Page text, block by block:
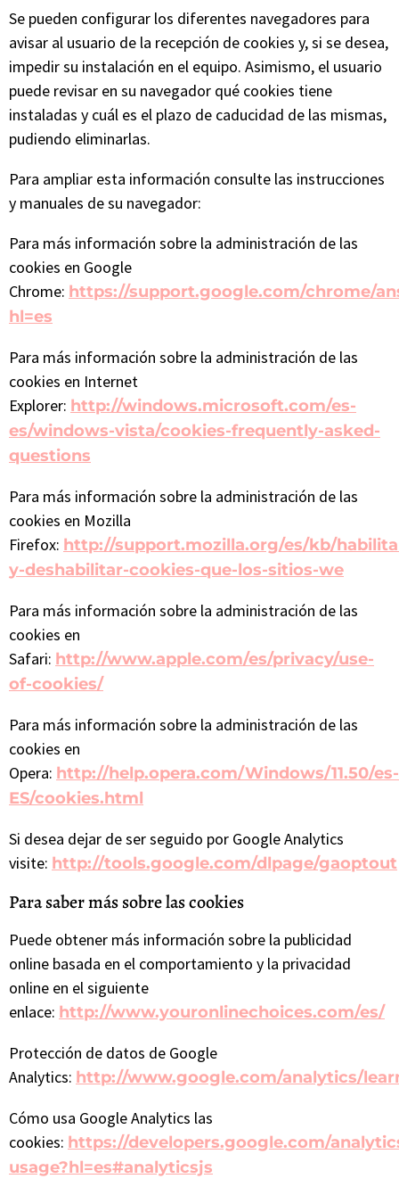
Se pueden configurar los diferentes navegadores para
avisar al usuario de la recepción de cookies y, si se desea,
impedir su instalación en el equipo. Asimismo, el usuario
puede revisar en su navegador qué cookies tiene
instaladas y cuál es el plazo de caducidad de las mismas,
pudiendo eliminarlas.
Para ampliar esta información consulte las instrucciones
y manuales de su navegador:
Para más información sobre la administración de las
cookies en Google
Chrome: https://support.google.com/chrome/
hl=es
Para más información sobre la administración de las
cookies en Internet
Explorer: http://windows.microsoft.com/es-
es/windows-vista/cookies-frequently-asked-
questions
Para más información sobre la administración de las
cookies en Mozilla
Firefox: http://support.mozilla.org/es/kb/
y-deshabilitar-cookies-que-los-sitios-we
Para más información sobre la administración de las
cookies en
Safari: http://www.apple.com/es/privacy/use-
of-cookies/
Para más información sobre la administración de las
cookies en
Opera: http://help.opera.com/Windows/11.50/es-
ES/cookies.html
Si desea dejar de ser seguido por Google Analytics
visite: http://tools.google.com/dlpage/gaoptout
Para saber más sobre las cookies
Puede obtener más información sobre la publicidad
online basada en el comportamiento y la privacidad
online en el siguiente
enlace: http://www.youronlinechoices.com/es/
Protección de datos de Google
Analytics: http://www.google.com/analytics/
Cómo usa Google Analytics las
cookies: https://developers.google.com/
usage?hl=es#analyticsjs